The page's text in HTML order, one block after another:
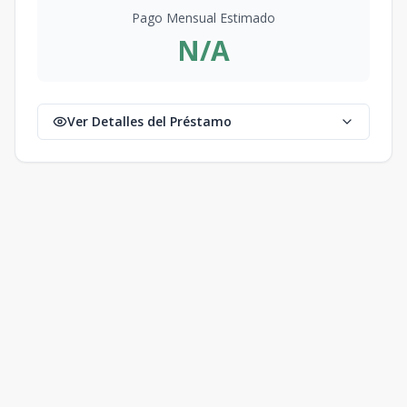
Pago Mensual Estimado
N/A
Ver Detalles del Préstamo